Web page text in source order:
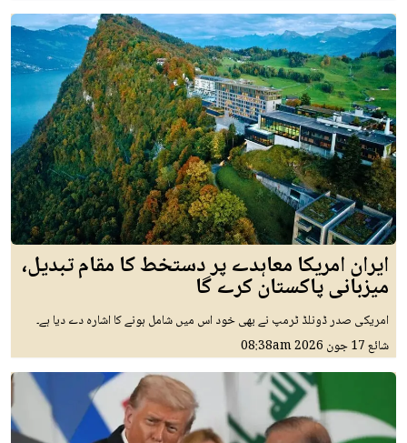
ایران امریکا معاہدے پر دستخط کا مقام تبدیل،
میزبانی پاکستان کرے گا
امریکی صدر ڈونلڈ ٹرمپ نے بھی خود اس میں شامل ہونے کا اشارہ دے دیا ہے۔
شائع17 جون 2026 08:38am